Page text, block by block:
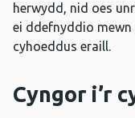
herwydd, nid oes
ei ddefnyddio mewn
cyhoeddus eraill.
Cyngor i’r